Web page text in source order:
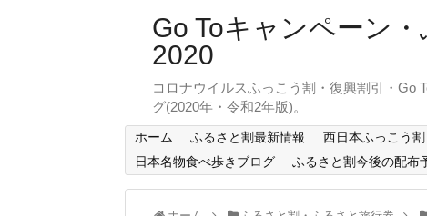
Go Toキャンペーン
2020
コロナウイルスふっこう割・復興割引・Go
グ(2020年・令和2年版)。
ホーム ふるさと割最新情報 西日本ふっこう
日本名物食べ歩きブログ
ふるさと割今後の配布